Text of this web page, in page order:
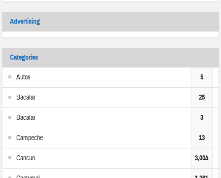
Advertising
Categories
Autos 5
Bacalar 25
Bacalar 3
Campeche 13
Cancun 3,004